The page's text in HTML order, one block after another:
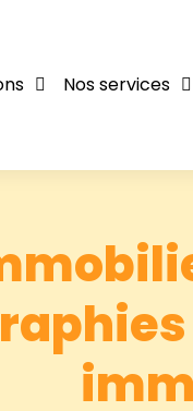
Nos services